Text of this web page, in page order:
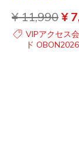
からの値引
¥ 11,990か
¥
VIPアクセス
ド